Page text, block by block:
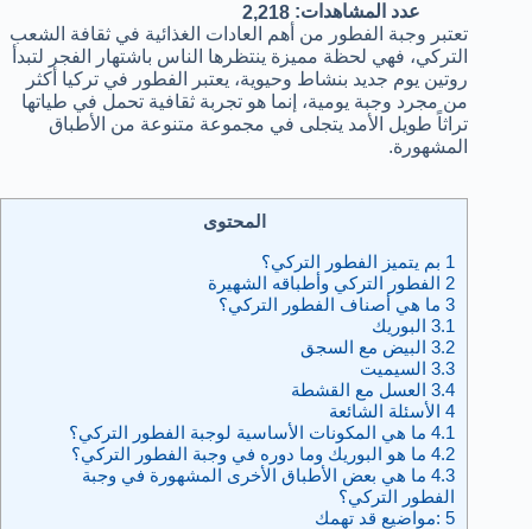
عدد المشاهدات: 2,218
تعتبر وجبة الفطور من أهم العادات الغذائية في ثقافة الشعب
التركي، فهي لحظة مميزة ينتظرها الناس باشتهار الفجر لتبدأ
روتين يوم جديد بنشاط وحيوية، يعتبر الفطور في تركيا أكثر
من مجرد وجبة يومية، إنما هو تجربة ثقافية تحمل في طياتها
تراثاً طويل الأمد يتجلى في مجموعة متنوعة من الأطباق
المشهورة.
المحتوى
1 بم يتميز الفطور التركي؟
2 الفطور التركي وأطباقه الشهيرة
3ما هي أصناف الفطور التركي؟
3.1البوريك
3.2البيض مع السجق
3.3السيميت
3.4العسل مع القشطة
4الأسئلة الشائعة
4.1ما هي المكونات الأساسية لوجبة الفطور التركي؟
4.2ما هو البوريك وما دوره في وجبة الفطور التركي؟
4.3ما هي بعض الأطباق الأخرى المشهورة في وجبة
الفطور التركي؟
5:مواضيع قد تهمك